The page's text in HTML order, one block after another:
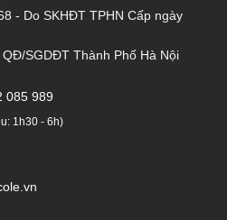
- Do SKHĐT TPHN Cấp ngày
SGDĐT Thành Phố Hà Nội
085 989
1h30 - 6h)